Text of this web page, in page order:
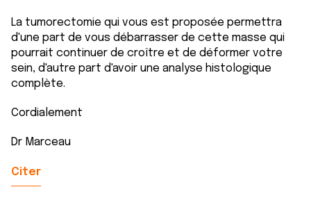
La tumorectomie qui vous est proposée permettra
d'une part de vous débarrasser de cette masse qui
pourrait continuer de croître et de déformer votre
sein, d'autre part d'avoir une analyse histologique
complète.
Cordialement
Dr Marceau
Citer